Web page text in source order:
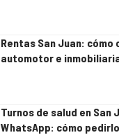
Rentas San Juan:
automotor e
Turnos de salud en San
WhatsApp: cómo